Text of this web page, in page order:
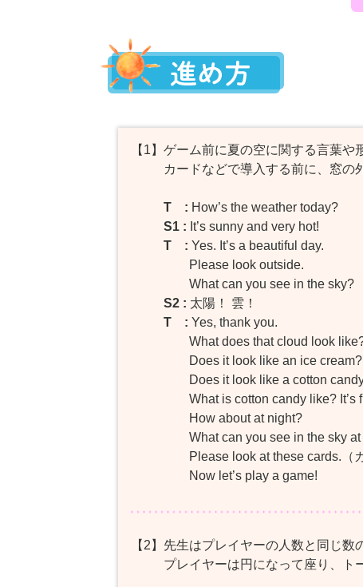
【1】 ゲーム前に夏の空に関する言葉や
カードなどで導入する前に、窓の
T : How’s the weather today?
S1 : It’s sunny and very hot!
T : Yes. It’s a beautiful day.
Please look outside.
What can you see in the sky?
S2 : 太陽！ 雲！
T : Yes, thank you.
What does that cloud look
Does it look like an ice cream?
Does it look like a cotton
What is cotton candy like? It’s
How about at night?
What can you see in the sky at
Please look at these cards.（カ
Now let’s play a game!
【2】 先生はプレイヤーの人数と同じ数
プレイヤーは円になって座り、ト